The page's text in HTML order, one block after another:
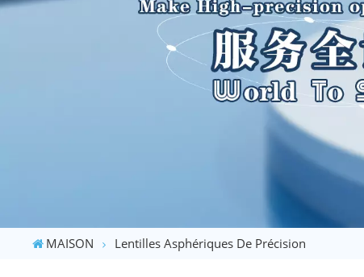
MAISON Lentilles Asphériques De Précision